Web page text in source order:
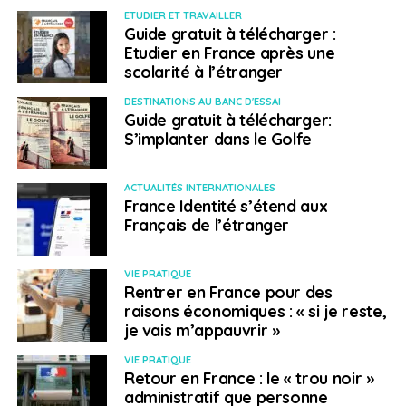
alléger leurs mesures
sanitaires
Pays modèle en Europe,l’Islande a ouvert le 18 mars
ses frontières aux touristes qui sont vaccinés ou guéris
du Covid. Mais ce n’est qu’à partir du 1er mai que les
seront exemptés de toutes restrictions frontalières.
Pour ces touristes, il n’y aura plus de quarantaine ou de
test PCR à fournir, mais un certificat de vaccination. Ce
dernier devra être en islandais, anglais, danois,
norvégien ou suédois.
Alors que la situation épidémiologique est loin d’être au
retour des touristes étrangers sur son territoire. Le
gouvernement grec avait déjà levé fin mars l’obligation
ETUDIER ET TRAVAILLER
Guide gratuit à télécharger :
Etudier en France après une
scolarité à l’étranger
DESTINATIONS AU BANC D'ESSAI
Guide gratuit à télécharger:
S’implanter dans le Golfe
ACTUALITÉS INTERNATIONALES
France Identité s’étend aux
Français de l’étranger
VIE PRATIQUE
Rentrer en France pour des
raisons économiques : « si je reste,
je vais m’appauvrir »
VIE PRATIQUE
Retour en France : le « trou noir »
administratif que personne